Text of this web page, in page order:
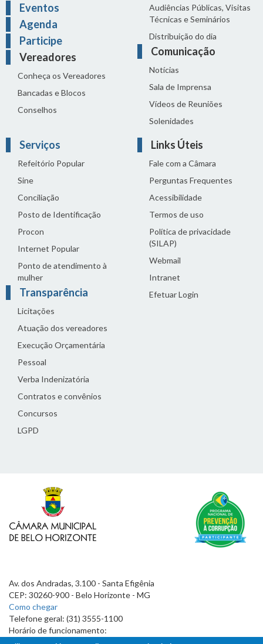
Eventos
Agenda
Participe
Vereadores
Conheça os Vereadores
Bancadas e Blocos
Conselhos
Audiências Públicas, Visitas
Técnicas e Seminários
Distribuição do dia
Comunicação
Notícias
Sala de Imprensa
Vídeos de Reuniões
Solenidades
Serviços
Refeitório Popular
Sine
Conciliação
Posto de Identificação
Procon
Internet Popular
Ponto de atendimento à
mulher
Transparência
Licitações
Atuação dos vereadores
Execução Orçamentária
Pessoal
Verba Indenizatória
Contratos e convênios
Concursos
LGPD
Links Úteis
Fale com a Câmara
Perguntas Frequentes
Acessibilidade
Termos de uso
Política de privacidade
(SILAP)
Webmail
Intranet
Efetuar Login
Av. dos Andradas, 3.100 - Santa Efigênia
CEP: 30260-900 - Belo Horizonte - MG
Como chegar
Telefone geral: (31) 3555-1100
Horário de funcionamento: